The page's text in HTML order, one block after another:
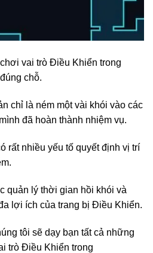
vai trò Điều Khiển trong
chỗ.
chỉ là ném một vài khói vào các
đã hoàn thành nhiệm vụ.
rất nhiều yếu tố quyết định vị trí
quản lý thời gian hồi khói và
lợi ích của trang bị Điều Khiển.
tôi sẽ dạy bạn tất cả những
trò Điều Khiển trong